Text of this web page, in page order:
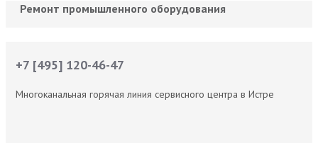
Ремонт промышленного оборудования
+7 [495] 120-46-47
Многоканальная горячая линия сервисного центра в Истре